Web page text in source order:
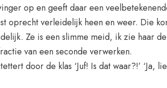
op en geeft daar een
oprecht verleidelijk heen en weer. Die
Ze is een slimme meid, ik zie haar
van een seconde verwerken.
door de klas ‘Juf! Is dat waar?!’ ‘Ja,